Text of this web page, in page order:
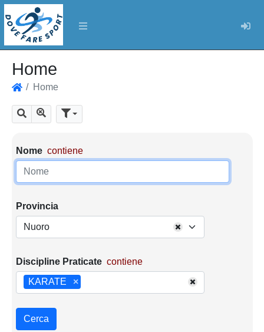
Home
Home
Cerca Mostra tutti i risultati
Parametri di ricerca
Nome contiene
Provincia
Nuoro
Discipline Praticate contiene
×
KARATE
Cerca